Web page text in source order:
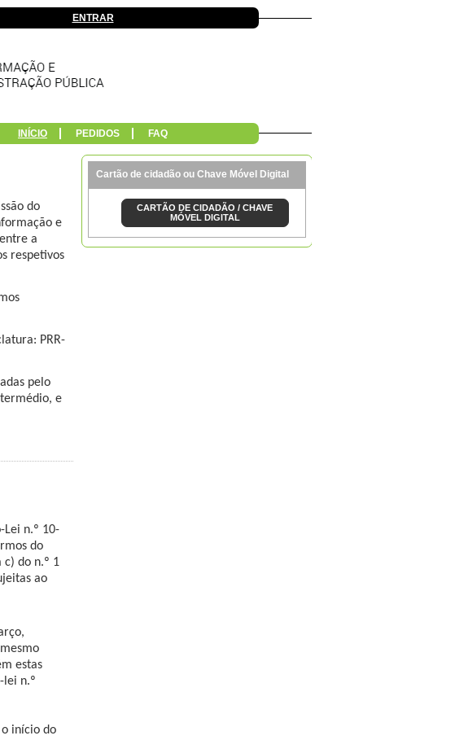
ENTRAR
INÍCIO PEDIDOS FAQ
do
e
a
respetivos
PRR-
pelo
e
Lei n.º 10-
do
c) do n.º 1
ao
estas
lei n.º
início do
Cartão de cidadão ou Chave Móvel Digital
CARTÃO DE CIDADÃO / CHAVE
MÓVEL DIGITAL